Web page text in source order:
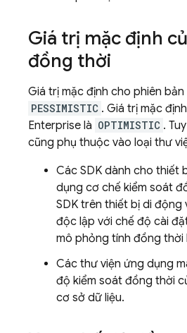
Giá trị mặc định
đồng thời
Giá trị mặc định cho phiên
PESSIMISTIC . Giá trị mặc
Enterprise là OPTIMISTIC .
cũng phụ thuộc vào loại thư
Các SDK dành cho thiết
dụng cơ chế kiểm soát
SDK trên thiết bị di động
độc lập với chế độ cài
mô phỏng tính đồng thời
Các thư viện ứng dụng
độ kiểm soát đồng thời
cơ sở dữ liệu.